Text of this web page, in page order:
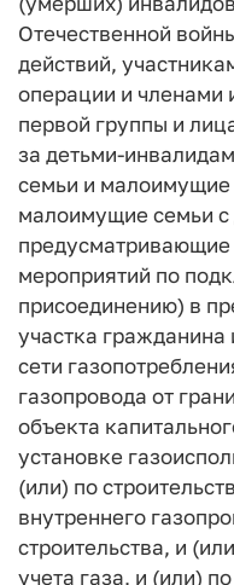
Отечественной
действий,
операции и членами
первой группы и
за детьми-
семьи и малоимущие
малоимущие семьи
мероприятий по
присоединению) в
участка
сети
газопровода от
объекта
установке
(или) по
внутреннего
строительства, и
учета газа, и (или)